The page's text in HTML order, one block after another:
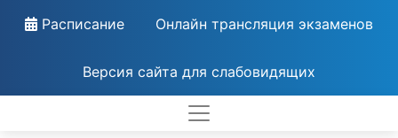
Расписание Онлайн трансляция экзаменов
Версия сайта для слабовидящих